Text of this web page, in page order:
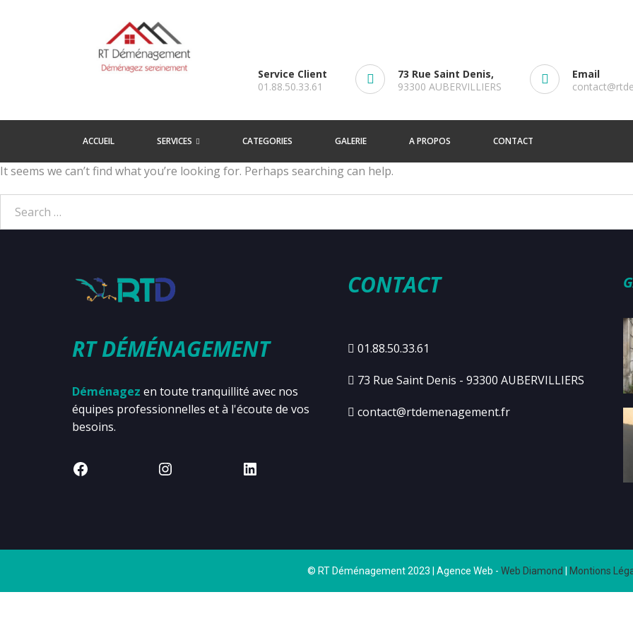
Service Client
01.88.50.33.61
73 Rue Saint Denis,
93300 AUBERVILLIERS
Email
ACCUEIL SERVICES CATEGORIES GALERIE A PROPOS CONTACT
It seems we can’t find what you’re looking for. Perhaps searching can help.
RT DÉMÉNAGEMENT
Déménagez en toute tranquillité avec nos
équipes professionnelles et à l'écoute de vos
besoins.
CONTACT
01.88.50.33.61
73 Rue Saint Denis - 93300 AUBERVILLIERS
contact@rtdemenagement.fr
© RT Déménagement 2023 | Agence Web - Web Diamond Montions